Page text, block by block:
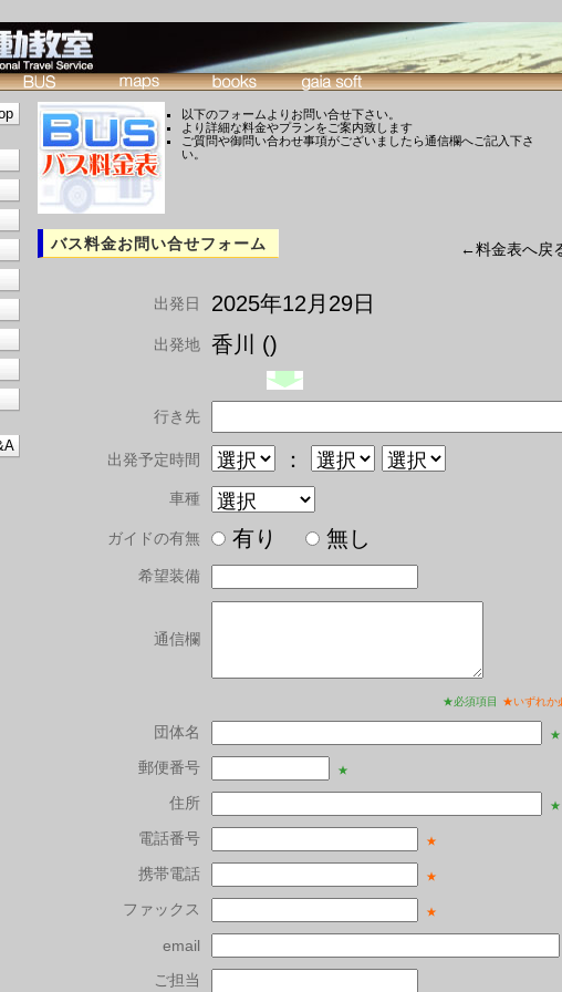
以下のフォームよりお問い合せ下さい。
より詳細な料金やプランをご案内致します
ご質問や御問い合わせ事項がございましたら通信欄へご記入下さ
い。
バス料金お問い合せフォーム ←料金表へ戻
出発日 2025年12月29日
出発地 香川 ()
行き先
出発予定時間 ：
車種
ガイドの有無 有り 無し
希望装備
通信欄
★必須項目 ★いずれか
団体名 ★
郵便番号 ★
住所 ★
電話番号 ★
携帯電話 ★
ファックス ★
email
ご担当